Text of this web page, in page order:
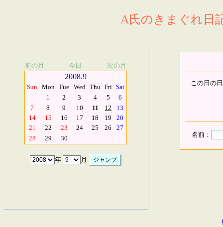
A氏のきまぐれ日
前の月 今日 次の月
2008.9
Sun Mon Tue Wed Thu Fri Sat
1
2 3 4 5
6
7
8 9 10 11 12
13
14
15 16 17 18 19
20
21
22 23 24 25 26
27
28
29 30
年 月
この日の
名前：